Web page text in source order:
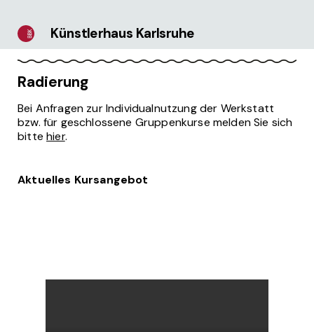
Künstlerhaus Karlsruhe
Radierung
Bei Anfragen zur Individualnutzung der Werkstatt
bzw. für geschlossene Gruppenkurse melden Sie sich
bittehier.
Aktuelles Kursangebot